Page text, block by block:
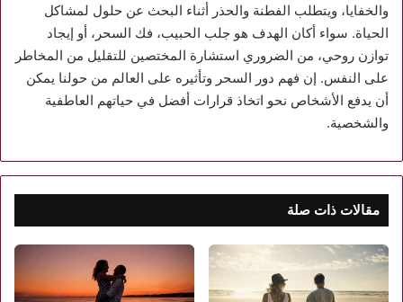
والخفايا، ويتطلب الفطنة والحذر أثناء البحث عن حلول لمشاكل
الحياة. سواء أكان الهدف هو جلب الحبيب، فك السحر، أو إيجاد
توازن روحي، من الضروري استشارة المختصين للتقليل من المخاطر
على النفس. إن فهم دور السحر وتأثيره على العالم من حولنا يمكن
أن يدفع الأشخاص نحو اتخاذ قرارات أفضل في حياتهم العاطفية
والشخصية.
مقالات ذات صلة